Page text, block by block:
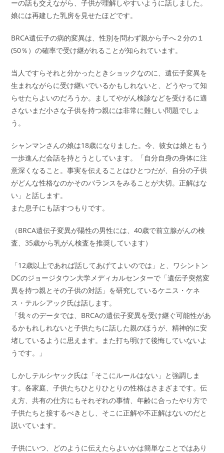
ーの話も交えながら、子供が理解しやすいように話しました。
娘には再建した乳房を見せたほどです。
BRCA遺伝子の病的変異は、性別を問わず親から子へ２分の１
(50％）の確率で受け継がれることが知られています。
当人ですらそれと分かったときショックなのに、遺伝子変異を
生まれながらに受け継いでいるかもしれないと、どうやって知
らせたらよいのだろうか。ましてやがん検診などを受けるに適
さないまだ小さな子供を持つ親には非常に難しい問題でしょ
う。
シャンマンさんの娘は18歳になりました。今、彼女は娘ともう
一歩進んだ会話を持とうとしています。「自分自身の身体に注
意深くなること。事実を伝えることはひとつだが、自分の子供
がどんな性格なのかそのバランスをみることが大切。正解はな
い」と話します。
また息子にも話すつもりです。
（BRCA遺伝子変異が陽性の男性には、40歳で前立腺がんの検
査、35歳から乳がん検査を推奨しています）
「12歳以上であれば話してあげてよいのでは」と、ワシントン
DCのジョージタウン大学メディカルセンターで「遺伝子突然変
異を持つ親とその子供の対話」を研究しているケニス・ケネ
ス・テルシアック氏は話します。
「我々のデータでは、BRCAの遺伝子変異を受け継ぐ可能性があ
るかもれしれないと子供たちに話した親のほうが、精神的に安
堵しているように思えます。また打ち明けて後悔していないよ
うです。」
しかしテルシヤック氏は「そこにルールはない」と強調しま
す。各家庭、子供たちひとりひとりの性格はさまざまです。伝
え方、共有の仕方にもそれぞれの事情、年齢に合ったやり方で
子供たちと接するべきとし、そこに正解や不正解はないのだと
説いています。
子供にいつ、どのように伝えたらよいかは簡単なことではあり